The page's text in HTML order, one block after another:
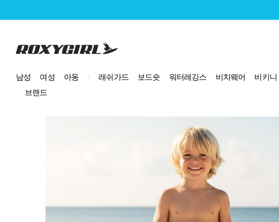
로고
남성 여성 아동 래쉬가드 보드숏 워터레깅스 비치웨어 비키니
브랜드